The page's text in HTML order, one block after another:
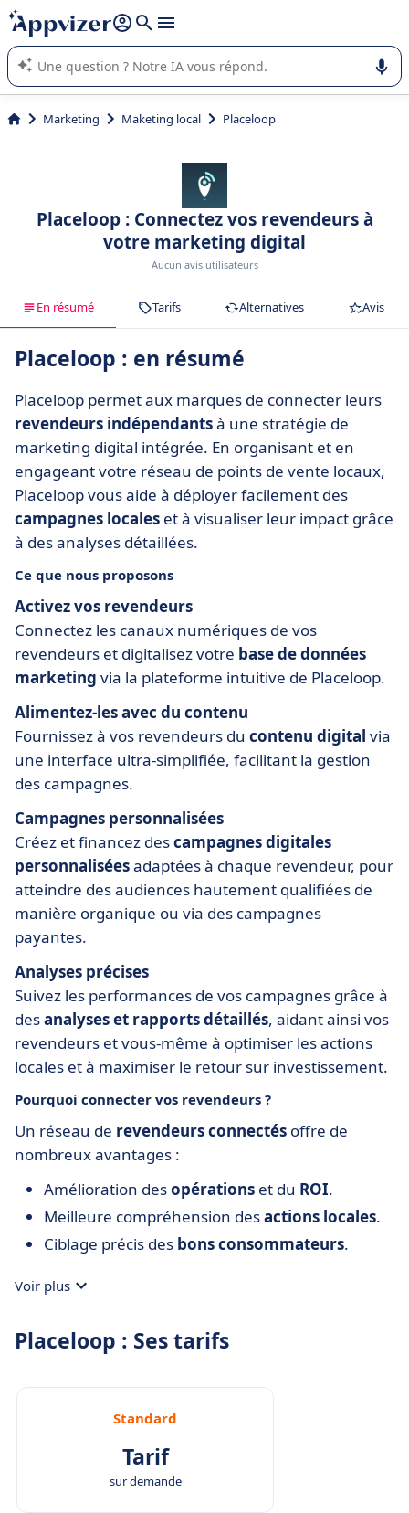
répondre (plusieurs lignes avec
L'IA de Appvizer vous guide dans l'utilisation ou la sélection de
logiciel SaaS en entreprise.
Marketing Maketing local Placeloop
Placeloop : Connectez vos revendeurs à
votre marketing digital
Aucun avis utilisateurs
En résumé Tarifs Alternatives Avis
Placeloop : en résumé
Placeloop permet aux marques de connecter leurs
revendeurs indépendantsà une stratégie de
marketing digital intégrée. En organisant et en
engageant votre réseau de points de vente locaux,
Placeloop vous aide à déployer facilement des
campagnes locales et à visualiser leur impact grâce
à des analyses détaillées.
Ce que nous proposons
Activez vos revendeurs
Connectez les canaux numériques de vos
revendeurs et digitalisez votre base de données
marketing via la plateforme intuitive de Placeloop.
Alimentez-les avec du contenu
Fournissez à vos revendeurs du contenu digital via
une interface ultra-simplifiée, facilitant la gestion
des campagnes.
Campagnes personnalisées
Créez et financez descampagnes digitales
personnaliséesadaptées à chaque revendeur, pour
atteindre des audiences hautement qualifiées de
manière organique ou via des campagnes
payantes.
Analyses précises
Suivez les performances de vos campagnes grâce à
desanalyses et rapports détaillés, aidant ainsi vos
revendeurs et vous-même à optimiser les actions
locales et à maximiser le retour sur investissement.
Pourquoi connecter vos revendeurs ?
Un réseau de revendeurs connectés offre de
nombreux avantages :
Amélioration desopérations et du ROI.
Meilleure compréhension desactions locales.
Ciblage précis des bons consommateurs.
Voir plus
Placeloop : Ses tarifs
Standard
Tarif
sur demande